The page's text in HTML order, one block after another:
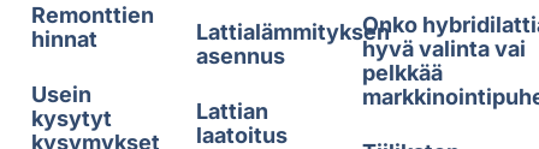
Remonttien
hinnat
Usein
kysytyt
kysymykset
Lattialämmityksen
asennus
Lattian
laatoitus
Onko
hyvä valinta vai
pelkkää